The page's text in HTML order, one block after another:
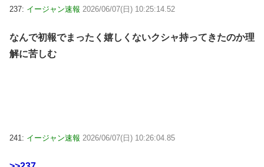
237: イージャン速報 2026/06/07(日) 10:25:14.52
なんで初報でまったく嬉しくないクシャ持ってきたのか理
解に苦しむ
241: イージャン速報 2026/06/07(日) 10:26:04.85